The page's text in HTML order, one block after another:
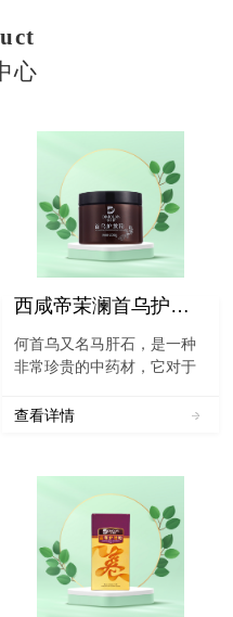
心
西咸帝茉澜首乌护发粉
何首乌又名马肝石，是一种
非常珍贵的中药材，它对于
不但能够强身健体，还能够
国药典》一部对制首乌的表
述：“[功能与主治] 补肝...
查看详情